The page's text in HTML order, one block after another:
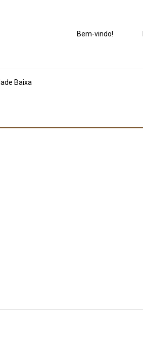
Bem-vindo!
Baixa